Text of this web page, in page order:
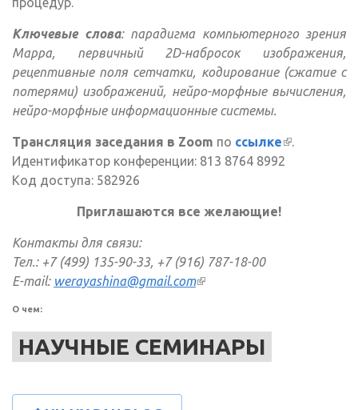
Ключевые слова: парадигма компьютерного зрения
Марра, первичный 2D-набросок изображения,
рецептивные поля сетчатки, кодирование (сжатие с
потерями) изображений, нейро-морфные вычисления,
нейро-морфные информационные системы.
Трансляция заседания в Zoom по ссылке(внешняя
ссылка)
.
Идентификатор конференции: 813 8764 8992
Код доступа: 582926
Приглашаются все желающие!
Контакты для связи:
Тел.: +7 (499) 135-90-33, +7 (916) 787-18-00
E-mail: werayashina@gmail.com(внешняя ссылка)
О чем:
НАУЧНЫЕ СЕМИНАРЫ